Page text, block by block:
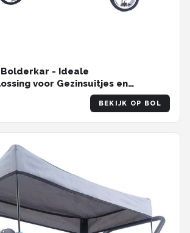
- Ideale
voor Gezinsuitjes en
BEKIJK OP BOL